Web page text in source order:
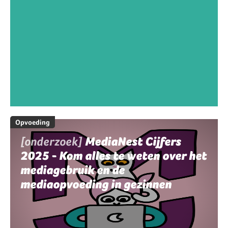
Opvoeding
[onderzoek]MediaNest Cijfers
2025 - Kom alles te weten over het
mediagebruik en de
mediaopvoeding in gezinnen